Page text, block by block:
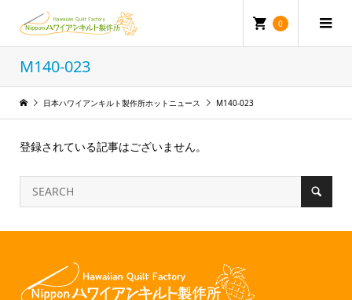
0
M140-023
日本ハワイアンキルト製作所ホットニュース M140-023
登録されている記事はございません。